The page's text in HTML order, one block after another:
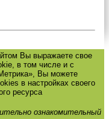
Вы выражаете свое
в том числе и с
Вы можете
в настройках своего
ресурса
ознакомительный